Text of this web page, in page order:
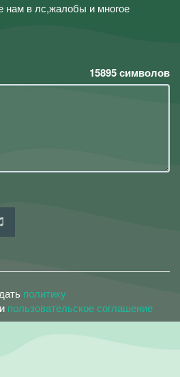
нам в лс,жалобы и многое
15895символов
политику
и пользовательское соглашение